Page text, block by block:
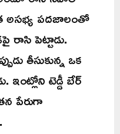
అసభ్య పదజాలంతో
రాసి పెట్టాడు.
తీసుకున్న ఒక
టెడ్డీ బేర్
పేరుగా